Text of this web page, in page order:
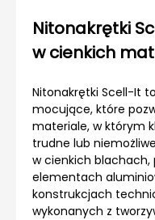
Nitonakrętki
w cienkich
Nitonakrętki Scell-It
mocujące, które
materiale, w którym
trudne lub
w cienkich
elementach
konstrukcjach
wykonanych z